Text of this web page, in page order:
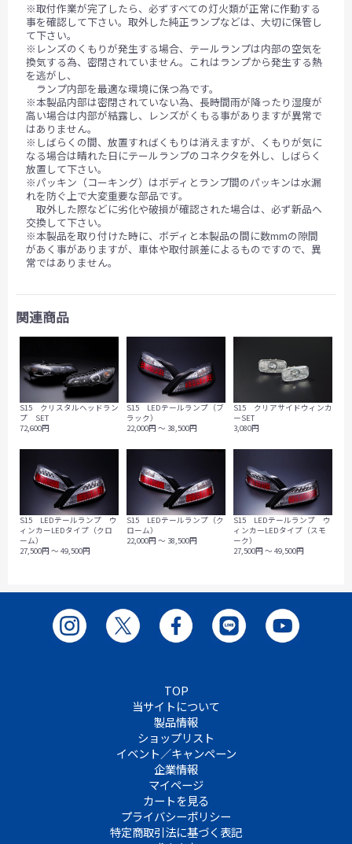
※取付作業が完了したら、必ずすべての灯火類が正常に作動する
事を確認して下さい。取外した純正ランプなどは、大切に保管し
て下さい。
※レンズのくもりが発生する場合、テールランプは内部の空気を
換気する為、密閉されていません。これはランプから発生する熱
を逃がし、
ランプ内部を最適な環境に保つ為です。
※本製品内部は密閉されていない為、長時間雨が降ったり湿度が
高い場合は内部が結露し、レンズがくもる事がありますが異常で
はありません。
※しばらくの間、放置すればくもりは消えますが、くもりが気に
なる場合は晴れた日にテールランプのコネクタを外し、しばらく
放置して下さい。
※パッキン（コーキング）はボディとランプ間のパッキンは水漏
れを防ぐ上で大変重要な部品です。
取外した際などに劣化や破損が確認された場合は、必ず新品へ
交換して下さい。
※本製品を取り付けた時に、ボディと本製品の間に数mmの隙間
があく事がありますが、車体や取付誤差によるものですので、異
常ではありません。
関連商品
S15 クリスタルヘッドラン
プ SET
72,600円
S15 LEDテールランプ（ブ
ラック）
22,000円 ～ 38,500円
S15 クリアサイドウィンカ
ーSET
3,080円
S15 LEDテールランプ ウ
ィンカーLEDタイプ（クロ
ーム）
27,500円 ～ 49,500円
S15 LEDテールランプ（ク
ローム）
22,000円 ～ 38,500円
S15 LEDテールランプ ウ
ィンカーLEDタイプ（スモ
ーク）
27,500円 ～ 49,500円
TOP
当サイトについて
製品情報
ショップリスト
イベント／キャンペーン
企業情報
マイページ
カートを見る
プライバシーポリシー
特定商取引法に基づく表記